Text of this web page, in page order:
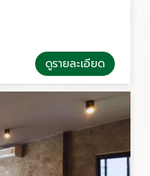
ดูรายละเอียด